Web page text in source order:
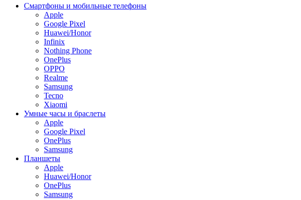
Смартфоны и мобильные телефоны
Apple
Google Pixel
Huawei/Honor
Infinix
Nothing Phone
OnePlus
OPPO
Realme
Samsung
Tecno
Xiaomi
Умные часы и браслеты
Apple
Google Pixel
OnePlus
Samsung
Планшеты
Apple
Huawei/Honor
OnePlus
Samsung